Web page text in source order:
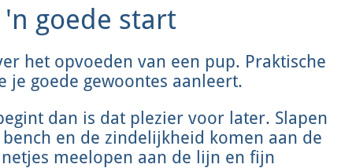
goede start
het opvoeden van een pup. Praktische
je goede gewoontes aanleert.
dan is dat plezier voor later. Slapen
en de zindelijkheid komen aan de
meelopen aan de lijn en fijn